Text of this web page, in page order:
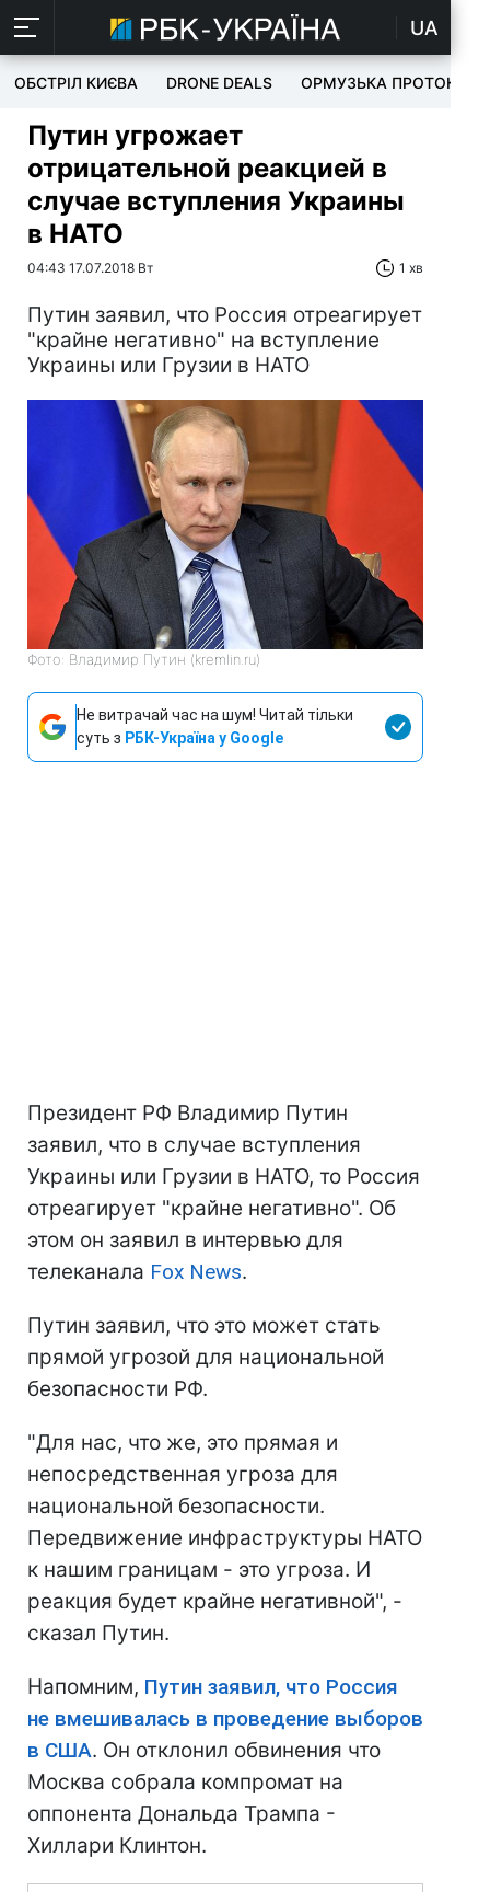
UA
ОБСТРІЛ КИЄВА DRONE DEALS ОРМУЗЬКА ПРОТОКА
Путин угрожает
отрицательной реакцией в
случае вступления Украины
в НАТО
04:43 17.07.2018 Вт 1 хв
Путин заявил, что Россия отреагирует
"крайне негативно" на вступление
Украины или Грузии в НАТО
Фото: Владимир Путин (kremlin.ru)
Не витрачай час на шум! Читай тільки
суть з РБК-Україна у Google
Президент РФ Владимир Путин
заявил, что в случае вступления
Украины или Грузии в НАТО, то Россия
отреагирует "крайне негативно". Об
этом он заявил в интервью для
телеканала Fox News.
Путин заявил, что это может стать
прямой угрозой для национальной
безопасности РФ.
"Для нас, что же, это прямая и
непосредственная угроза для
национальной безопасности.
Передвижение инфраструктуры НАТО
к нашим границам - это угроза. И
реакция будет крайне негативной", -
сказал Путин.
Напомним, Путин заявил, что Россия
не вмешивалась в проведение выборов
в США. Он отклонил обвинения что
Москва собрала компромат на
оппонента Дональда Трампа -
Хиллари Клинтон.